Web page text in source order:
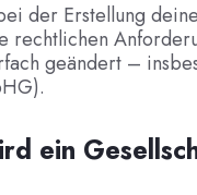
der Erstellung
rechtlichen
geändert –
ein